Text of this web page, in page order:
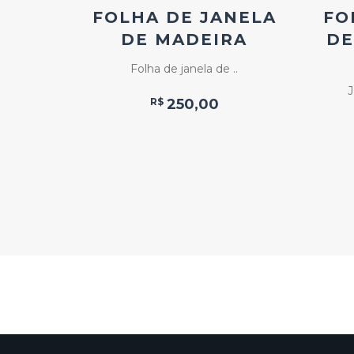
FOLHA DE JANELA
DE MADEIRA
Folha de janela de ..
R$ 250,00